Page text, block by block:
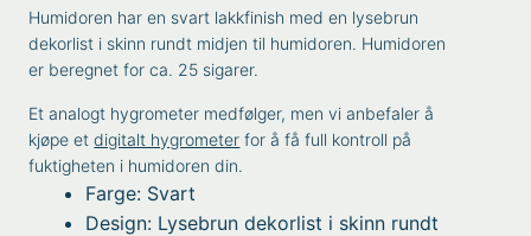
Humidoren har en svart lakkfinish med en lysebrun
dekorlist i skinn rundt midjen til humidoren. Humidoren
er beregnet for ca. 25 sigarer.
Et analogt hygrometer medfølger, men vi anbefaler å
kjøpe etdigitalt hygrometer for å få full kontroll på
fuktigheten i humidoren din.
Farge: Svart
Design: Lysebrun dekorlist i skinn rundt